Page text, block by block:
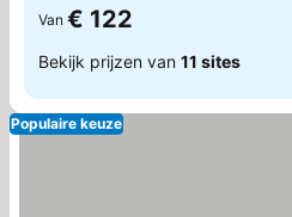
Van € 122
Bekijk prijzen van 11 sites
Populaire keuze